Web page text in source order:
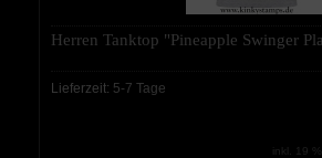
Herren Tanktop "Pineapple Swinger
Lieferzeit: 5-7 Tage
inkl. 19